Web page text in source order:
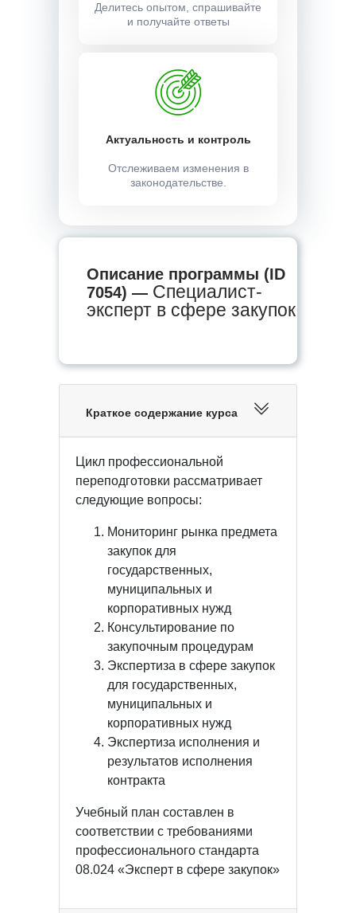
Делитесь опытом, спрашивайте
и получайте ответы
Актуальность и контроль
Отслеживаем изменения в
законодательстве.
Описание программы (ID
7054) — Специалист-
эксперт в сфере закупок
Краткое содержание курса
Цикл профессиональной
переподготовки рассматривает
следующие вопросы:
Мониторинг рынка предмета
закупок для
государственных,
муниципальных и
корпоративных нужд
Консультирование по
закупочным процедурам
Экспертиза в сфере закупок
для государственных,
муниципальных и
корпоративных нужд
Экспертиза исполнения и
результатов исполнения
контракта
Учебный план составлен в
соответствии с требованиями
профессионального стандарта
08.024 «Эксперт в сфере закупок»